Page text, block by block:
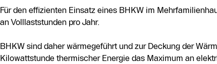
Für den effizienten Einsatz eines BHKW im
an Volllaststunden pro Jahr.
BHKW sind daher wärmegeführt und zur Deckung der
Kilowattstunde thermischer Energie das Maximum an